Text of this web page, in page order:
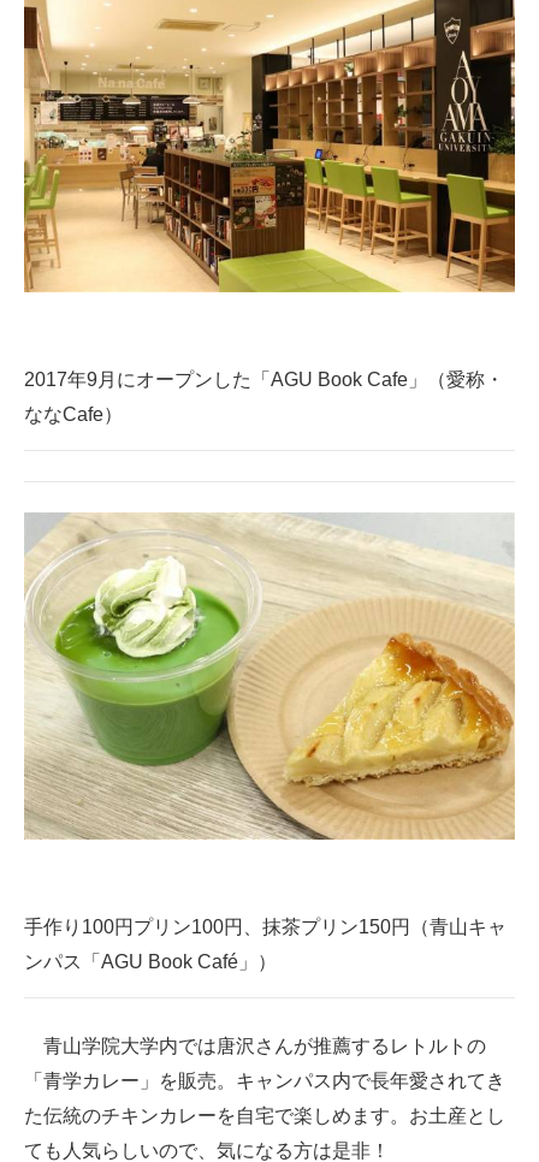
2017年9月にオープンした「AGU Book Cafe」（愛称・
ななCafe）
手作り100円プリン100円、抹茶プリン150円（青山キャ
ンパス「AGU Book Café」）
青山学院大学内では唐沢さんが推薦するレトルトの
「青学カレー」を販売。キャンパス内で長年愛されてき
た伝統のチキンカレーを自宅で楽しめます。お土産とし
ても人気らしいので、気になる方は是非！